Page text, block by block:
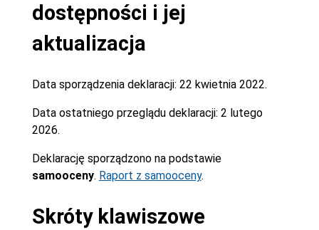
dostępności i jej
aktualizacja
Data sporządzenia deklaracji: 22 kwietnia 2022.
Data ostatniego przeglądu deklaracji: 2 lutego
2026.
Deklarację sporządzono na podstawie
samooceny. Raport z samooceny.
Skróty klawiszowe